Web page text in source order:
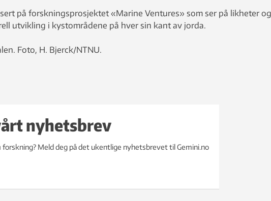
på forskningsprosjektet «Marine Ventures» som ser på likheter og
utvikling i kystområdene på hver sin kant av jorda.
Foto, H. Bjerck/NTNU.
nyhetsbrev
Meld deg på det ukentlige nyhetsbrevet til Gemini.no